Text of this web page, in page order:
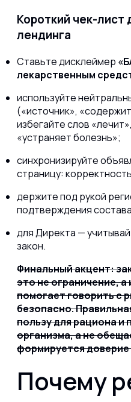
Короткий чек-лист
лендинга
Ставьте дисклеймер
лекарственным
используйте
(«источник»,
избегайте слов
«устраняет болезнь»;
синхронизируйте
страницу:
держите под рукой
подтверждения
для Директа —
закон.
Финальный акцент:
это не ограничение,
помогает говорить с
безопасно.
пользу для рациона
организма, а не
формируется
Почему